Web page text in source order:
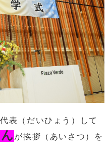
表（だいひょう）して
が挨拶（あいさつ）を